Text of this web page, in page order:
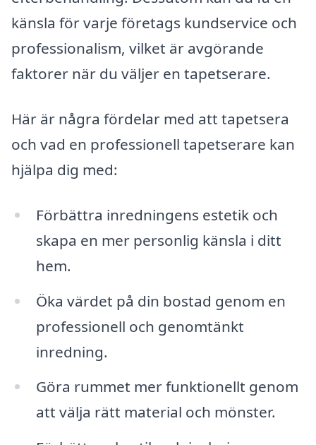
känsla för varje företags kundservice och
professionalism, vilket är avgörande
faktorer när du väljer en tapetserare.
Här är några fördelar med att tapetsera
och vad en professionell tapetserare kan
hjälpa dig med:
Förbättra inredningens estetik och
skapa en mer personlig känsla i ditt
hem.
Öka värdet på din bostad genom en
professionell och genomtänkt
inredning.
Göra rummet mer funktionellt genom
att välja rätt material och mönster.